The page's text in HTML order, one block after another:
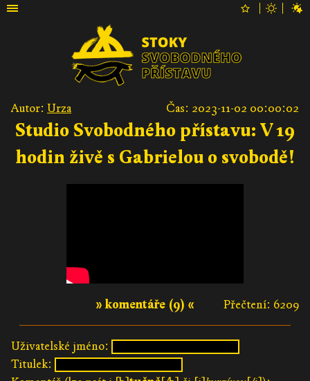
Autor: Urza Čas: 2023-11-02 00:00:02
Studio Svobodného přístavu: V 19
hodin živě s Gabrielou o svobodě!
Přečtení: 6209
» komentáře (9) «
Uživatelské jméno:
Titulek: